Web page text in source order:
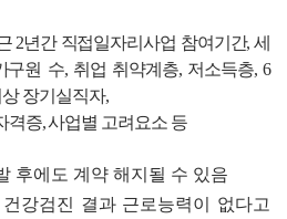
2년간 직접일자리사업 참여기간, 세
구원 수, 취업 취약계층, 저소득층, 6
장기실직자,
격증, 사업별 고려요소 등
후에도 계약 해지될 수 있음
강검진 결과 근로능력이 없다고